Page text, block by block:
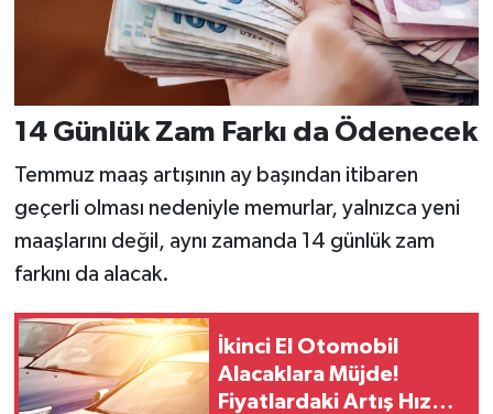
14 Günlük Zam Farkı da Ödenecek
Temmuz maaş artışının ay başından itibaren
geçerli olması nedeniyle memurlar, yalnızca yeni
maaşlarını değil, aynı zamanda 14 günlük zam
farkını da alacak.
İkinci El Otomobil
Alacaklara Müjde!
Fiyatlardaki Artış Hız